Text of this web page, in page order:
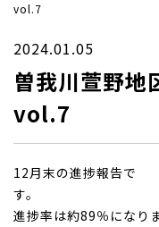
vol.7
2024.01.05
曽我川萱野地
vol.7
12月末の進捗報告で
進捗率は約89％になり